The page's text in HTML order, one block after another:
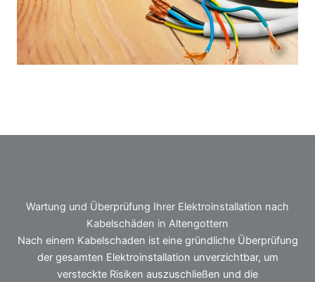
Wartung und Überprüfung Ihrer Elektroinstallation nach
Kabelschäden in Altengottern
Nach einem Kabelschaden ist eine gründliche Überprüfung
der gesamten Elektroinstallation unverzichtbar, um
versteckte Risiken auszuschließen und die